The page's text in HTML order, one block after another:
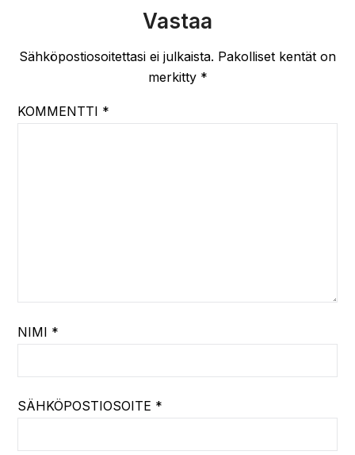
Vastaa
Sähköpostiosoitettasi ei julkaista. Pakolliset kentät on
merkitty *
KOMMENTTI *
NIMI *
SÄHKÖPOSTIOSOITE *